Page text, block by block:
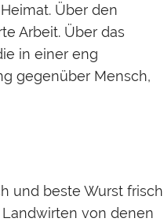
Über den
Arbeit. Über das
in einer eng
gegenüber Mensch,
und beste Wurst frisch
von denen